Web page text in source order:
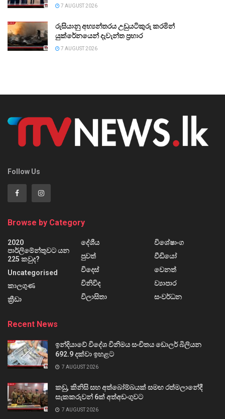
7 AUGUST 2026
රුසියානු අභ්‍යන්තරය උඩුයටිකුරු කරමින්
යුක්රේනයෙන් දැවැන්ත ප්‍රහාර
7 AUGUST 2026
Follow Us
Browse by Category
2020
පාර්ලිමේන්තුවට යන
225 කවුද?
Uncategorised
කාලගුණ
ක්‍රීඩා
දේශීය
පුවත්
විදෙස්
විනිවිද
විලාසිතා
විශේෂාංග
වීඩියෝ
වෙනත්
ව්‍යාපාර
සංවර්ධන
Recent News
ඉන්දියාවේ විදේශ විනිමය සංචිතය ඩොලර් බිලියන
692.9 දක්වා ඉහළට
7 AUGUST 2026
කඩු, කිනිසි සහ අත්බෝම්බයක් සමඟ රත්මලානේදී
සැකකරුවන් 6ක් අත්අඩංගුවට
7 AUGUST 2026